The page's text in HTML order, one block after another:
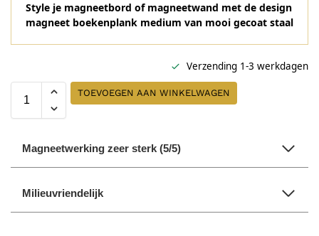
Style je magneetbord of magneetwand met de design
magneet boekenplank medium van mooi gecoat staal
Verzending 1-3 werkdagen
TOEVOEGEN AAN WINKELWAGEN
Magneetwerking zeer sterk (5/5)
Milieuvriendelijk